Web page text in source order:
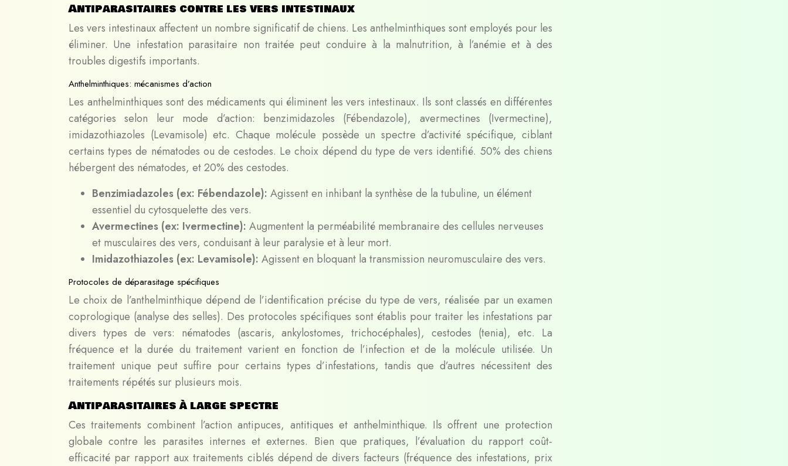
Antiparasitaires contre les vers intestinaux
Les vers intestinaux affectent un nombre significatif de chiens. Les anthelminthiques sont employés pour les
éliminer. Une infestation parasitaire non traitée peut conduire à la malnutrition, à l’anémie et à des
troubles digestifs importants.
Anthelminthiques: mécanismes d’action
Les anthelminthiques sont des médicaments qui éliminent les vers intestinaux. Ils sont classés en différentes
catégories selon leur mode d’action: benzimidazoles (Fébendazole), avermectines (Ivermectine),
imidazothiazoles (Levamisole) etc. Chaque molécule possède un spectre d’activité spécifique, ciblant
certains types de nématodes ou de cestodes. Le choix dépend du type de vers identifié. 50% des chiens
hébergent des nématodes, et 20% des cestodes.
Benzimiadazoles (ex: Fébendazole): Agissent en inhibant la synthèse de la tubuline, un élément
essentiel du cytosquelette des vers.
Avermectines (ex: Ivermectine): Augmentent la perméabilité membranaire des cellules nerveuses
et musculaires des vers, conduisant à leur paralysie et à leur mort.
Imidazothiazoles (ex: Levamisole): Agissent en bloquant la transmission neuromusculaire des vers.
Protocoles de déparasitage spécifiques
Le choix de l’anthelminthique dépend de l’identification précise du type de vers, réalisée par un examen
coprologique (analyse des selles). Des protocoles spécifiques sont établis pour traiter les infestations par
divers types de vers: nématodes (ascaris, ankylostomes, trichocéphales), cestodes (tenia), etc. La
fréquence et la durée du traitement varient en fonction de l’infection et de la molécule utilisée. Un
traitement unique peut suffire pour certains types d’infestations, tandis que d’autres nécessitent des
traitements répétés sur plusieurs mois.
Antiparasitaires à large spectre
Ces traitements combinent l’action antipuces, antitiques et anthelminthique. Ils offrent une protection
globale contre les parasites internes et externes. Bien que pratiques, l’évaluation du rapport coût-
efficacité par rapport aux traitements ciblés dépend de divers facteurs (fréquence des infestations, prix